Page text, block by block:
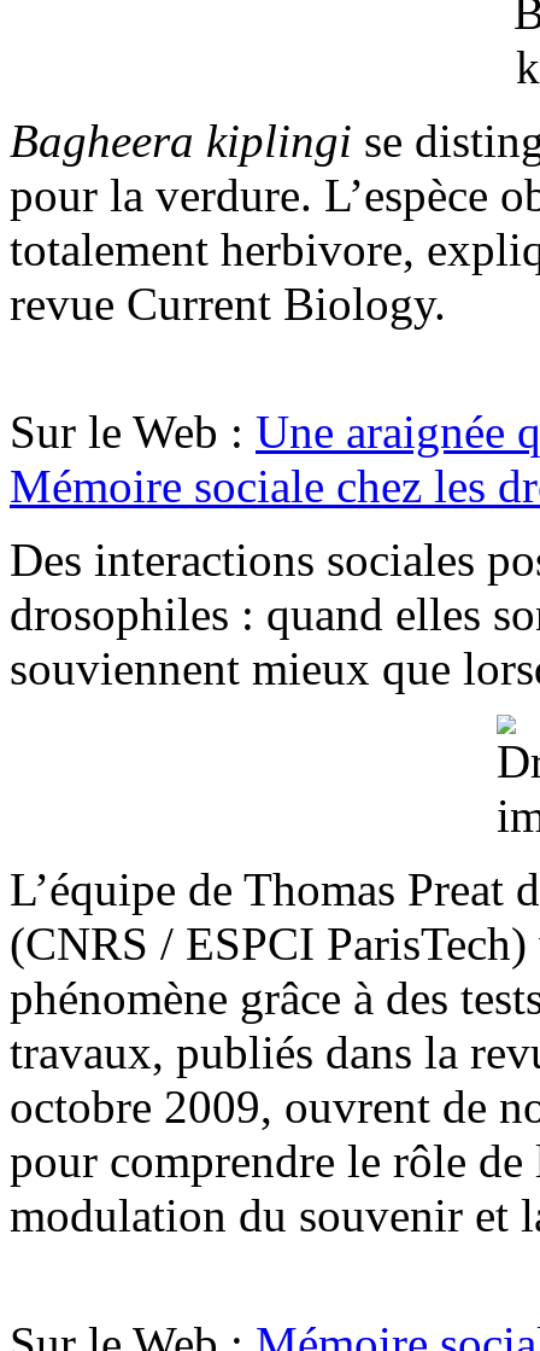
Bagheera kiplingi se
pour la verdure. L’espèce
totalement herbivore,
revue Current Biology.
Sur le Web : Une araignée
Mémoire sociale chez les
Des interactions sociales
drosophiles : quand elles
souviennent mieux que
L’équipe de Thomas
(CNRS / ESPCI
phénomène grâce à des
travaux, publiés dans la
octobre 2009, ouvrent de
pour comprendre le rôle
modulation du souvenir et